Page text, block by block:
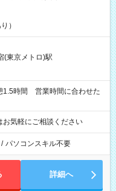
）
(東京メトロ)駅
気軽にご相談ください
/ パソコンスキル不要
詳細へ